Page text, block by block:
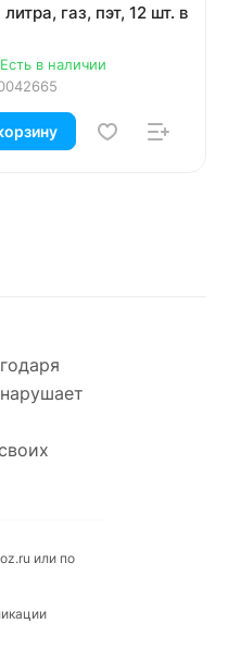
газ, пэт, 12 шт. в
Есть в наличии
или по